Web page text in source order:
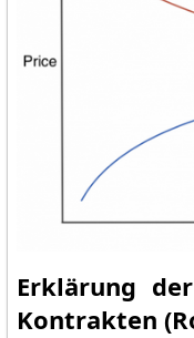
Erklärung
Kontrakten